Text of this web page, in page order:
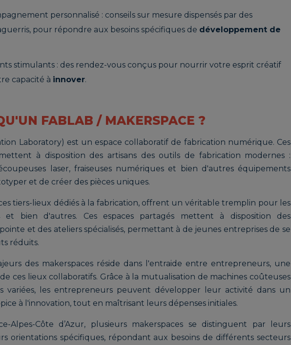
personnalisé : conseils sur mesure dispensés par des
pour répondre aux besoins spécifiques de développement de
stimulants : des rendez-vous conçus pour nourrir votre esprit créatif
capacité à innover.
FABLAB / MAKERSPACE ?
Laboratory) est un espace collaboratif de fabrication numérique. Ces
à disposition des artisans des outils de fabrication modernes :
laser, fraiseuses numériques et bien d'autres équipements
et de créer des pièces uniques.
tiers-lieux dédiés à la fabrication, offrent un véritable tremplin pour les
et bien d'autres. Ces espaces partagés mettent à disposition des
et des ateliers spécialisés, permettant à de jeunes entreprises de se
réduits.
des makerspaces réside dans l'entraide entre entrepreneurs, une
ces lieux collaboratifs. Grâce à la mutualisation de machines coûteuses
variées, les entrepreneurs peuvent développer leur activité dans un
à l'innovation, tout en maîtrisant leurs dépenses initiales.
Alpes-Côte d’Azur, plusieurs makerspaces se distinguent par leurs
orientations spécifiques, répondant aux besoins de différents secteurs